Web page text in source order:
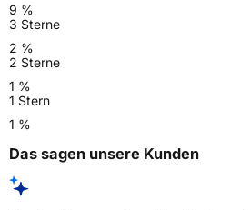
9 %
3 Sterne
2 %
2 Sterne
1 %
1 Stern
1 %
Das sagen unsere Kunden